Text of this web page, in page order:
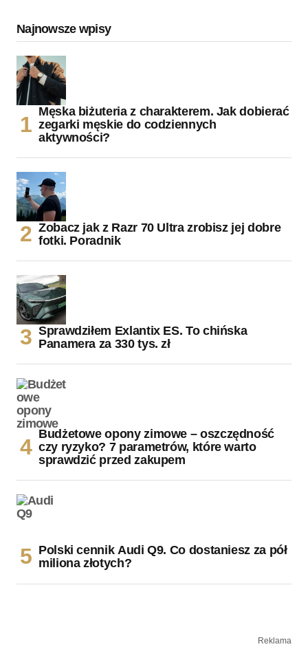
Najnowsze wpisy
Męska biżuteria z charakterem. Jak dobierać
zegarki męskie do codziennych
aktywności?
Zobacz jak z Razr 70 Ultra zrobisz jej dobre
fotki. Poradnik
Sprawdziłem Exlantix ES. To chińska
Panamera za 330 tys. zł
Budżetowe opony zimowe – oszczędność
czy ryzyko? 7 parametrów, które warto
sprawdzić przed zakupem
Polski cennik Audi Q9. Co dostaniesz za pół
miliona złotych?
Reklama